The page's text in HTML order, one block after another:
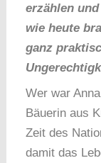
erzählen
wie heute
ganz
Wer war
Bäuerin aus
Zeit des
damit das